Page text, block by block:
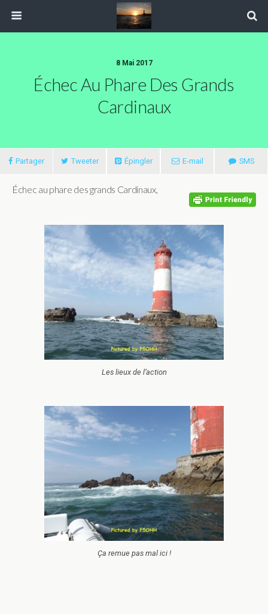
8 Mai 2017
Échec Au Phare Des Grands
Cardinaux
Partager Tweeter Épingler E-mail SMS
Échec au phare des grands Cardinaux,
Les lieux de l’action
Ça remue pas mal ici !